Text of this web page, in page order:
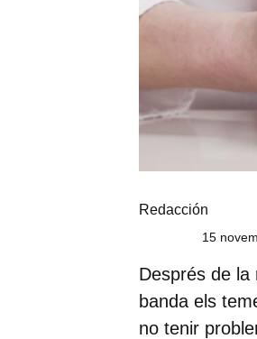
Redacción
15
Després de la
banda els
no tenir